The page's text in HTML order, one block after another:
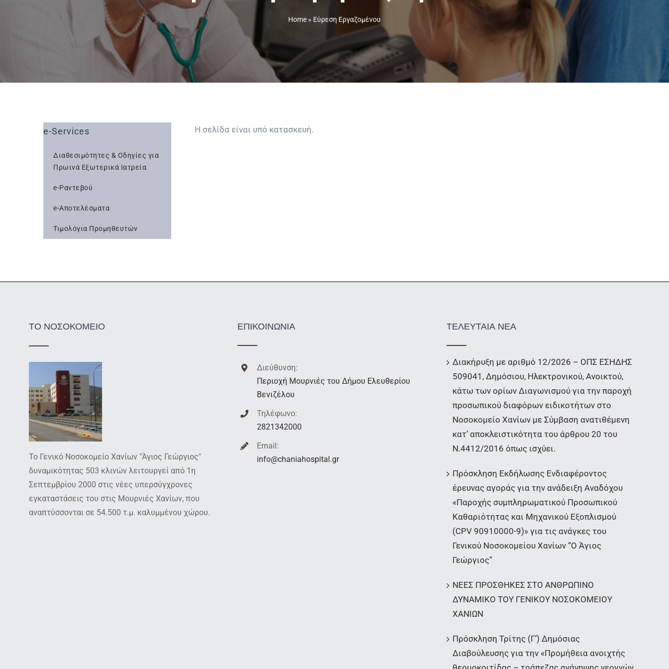
Home » Εύρεση Εργαζομένου
e-Services
Διαθεσιμότητες & Οδηγίες για
Πρωινά Εξωτερικά Ιατρεία
e-Ραντεβού
e-Αποτελέσματα
Τιμολόγια Προμηθευτών
Η σελίδα είναι υπό κατασκευή.
ΤΟ ΝΟΣΟΚΟΜΕΙΟ
Το Γενικό Νοσοκομείο Χανίων "Άγιος Γεώργιος"
δυναμικότητας 503 κλινών λειτουργεί από 1η
Σεπτεμβρίου 2000 στις νέες υπερσύγχρονες
εγκαταστάσεις του στις Μουρνιές Χανίων, που
αναπτύσσονται σε 54.500 τ.μ. καλυμμένου χώρου.
ΕΠΙΚΟΙΝΩΝΙΑ
Διεύθυνση:
Περιοχή Μουρνιές του Δήμου Ελευθερίου
Βενιζέλου
Τηλέφωνο:
2821342000
Email:
info@chaniahospital.gr
ΤΕΛΕΥΤΑΙΑ ΝΕΑ
Διακήρυξη με αριθμό 12/2026 – ΟΠΣ ΕΣΗΔΗΣ
509041, Δημόσιου, Ηλεκτρονικού, Ανοικτού,
κάτω των ορίων Διαγωνισμού για την παροχή
προσωπικού διαφόρων ειδικοτήτων στο
Νοσοκομείο Χανίων με Σύμβαση ανατιθέμενη
κατ’ αποκλειστικότητα του άρθρου 20 του
Ν.4412/2016 όπως ισχύει.
Πρόσκληση Εκδήλωσης Ενδιαφέροντος
έρευνας αγοράς για την ανάδειξη Αναδόχου
«Παροχής συμπληρωματικού Προσωπικού
Καθαριότητας και Μηχανικού Εξοπλισμού
(CPV 90910000-9)» για τις ανάγκες του
Γενικού Νοσοκομείου Χανίων “Ο Άγιος
Γεώργιος”
ΝΕΕΣ ΠΡΟΣΘΗΚΕΣ ΣΤΟ ΑΝΘΡΩΠΙΝΟ
ΔΥΝΑΜΙΚΟ ΤΟΥ ΓΕΝΙΚΟΥ ΝΟΣΟΚΟΜΕΙΟΥ
ΧΑΝΙΩΝ
Πρόσκληση Τρίτης (Γ’) Δημόσιας
Διαβούλευσης για την «Προμήθεια ανοιχτής